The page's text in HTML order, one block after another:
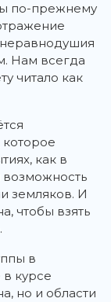
по-прежнему
Нам всегда
читало как
как в
возможность
земляков. И
чтобы взять
в
в курсе
но и области